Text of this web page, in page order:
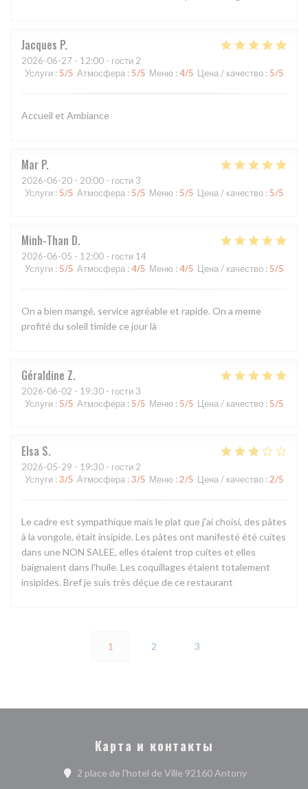
Jacques P
2026-06-27 - 12:00 - гости 2
Услуги : 5/5 Атмосфера : 5/5 Меню : 4/5 Цена / качество : 5/5
Accueil et Ambiance
Mar P
2026-06-20 - 20:00 - гости 3
Услуги : 5/5 Атмосфера : 5/5 Меню : 5/5 Цена / качество : 5/5
Minh-Than D
2026-06-05 - 12:00 - гости 14
Услуги : 5/5 Атмосфера : 4/5 Меню : 4/5 Цена / качество : 5/5
On a bien mangé, service agréable et rapide. On a meme
profité du soleil timide ce jour là
Géraldine Z
2026-06-02 - 19:30 - гости 3
Услуги : 5/5 Атмосфера : 5/5 Меню : 5/5 Цена / качество : 5/5
Elsa S
2026-05-29 - 19:30 - гости 2
Услуги : 3/5 Атмосфера : 3/5 Меню : 2/5 Цена / качество : 2/5
Le cadre est sympathique mais le plat que j'ai choisi, des pâtes
à la vongole, était insipide. Les pâtes ont manifesté été cuites
dans une NON SALEE, elles étaient trop cuites et elles
baignaient dans l'huile. Les coquillages étaient totalement
insipides. Bref je suis très déçue de ce restaurant
1 2 3
Карта и контакты
2 place de l'hotel de Ville 92160 Antony